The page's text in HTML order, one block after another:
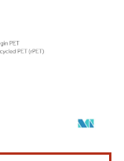
conforme CC BY 4.0.